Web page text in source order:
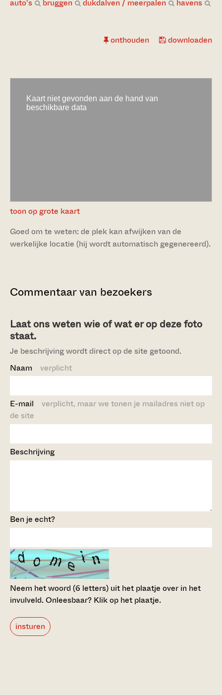
auto's bruggen dukdalven / meerpalen havens
onthouden downloaden
toon op grote kaart
Goed om te weten: de plek kan afwijken van de
werkelijke locatie (hij wordt automatisch gegenereerd).
Commentaar van bezoekers
Laat ons weten wie of wat er op deze foto
staat.
Je beschrijving wordt direct op de site getoond.
Naam verplicht
E-mail verplicht, maar we tonen je mailadres niet op
de site
Beschrijving
Ben je echt?
Neem het woord (6 letters) uit het plaatje over in het
invulveld.Onleesbaar? Klik op het plaatje.
insturen